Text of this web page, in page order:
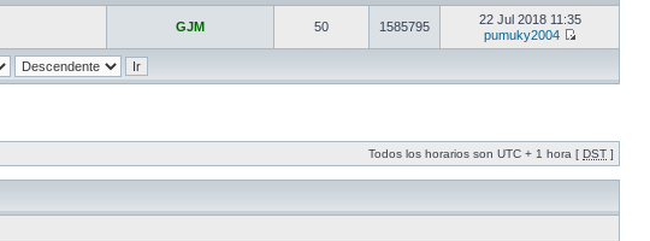
GJM 50 1585795
22 Jul 2018 11:35
pumuky2004
Todos los horarios son UTC + 1 hora [ DST ]